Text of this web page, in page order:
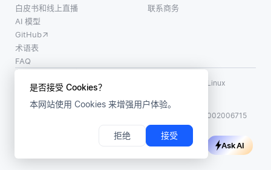
是否接受 Cookies？
本网站使用 Cookies 来增强用户体验。
拒绝 接受
白皮书和线上直播
AI 模型
GitHub
术语表
FAQ
联系商务
使用条款
LF AI、LF AI & Data、Milvus，以及相关的开源项目名称为 Linux
Foundation 所有商标
版权所有 ©2026 上海赜睿信息科技有限公司保留所有权利
沪公网安备31011002006715
Ask AI